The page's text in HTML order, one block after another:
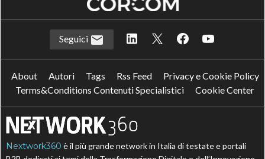
Seguici
About Autori Tags Rss Feed
Privacy e Cookie Policy
Terms&Conditions Contenuti Specialistici
Cookie Center
Nextwork360 è il più grande network in Italia di testate e portali